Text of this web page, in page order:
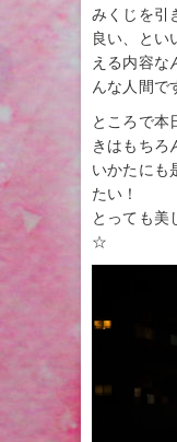
みくじを引
良い、とい
える内容な
んな人間で
ところで本
きはもちろ
いかたにも
たい！
とっても美
☆